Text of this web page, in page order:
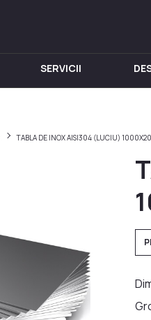
SERVICII
Chiuvete din Inox
Dulapuri din Inox
Hote din Inox
TABLA DE INOX AISI304 (LUCIU)